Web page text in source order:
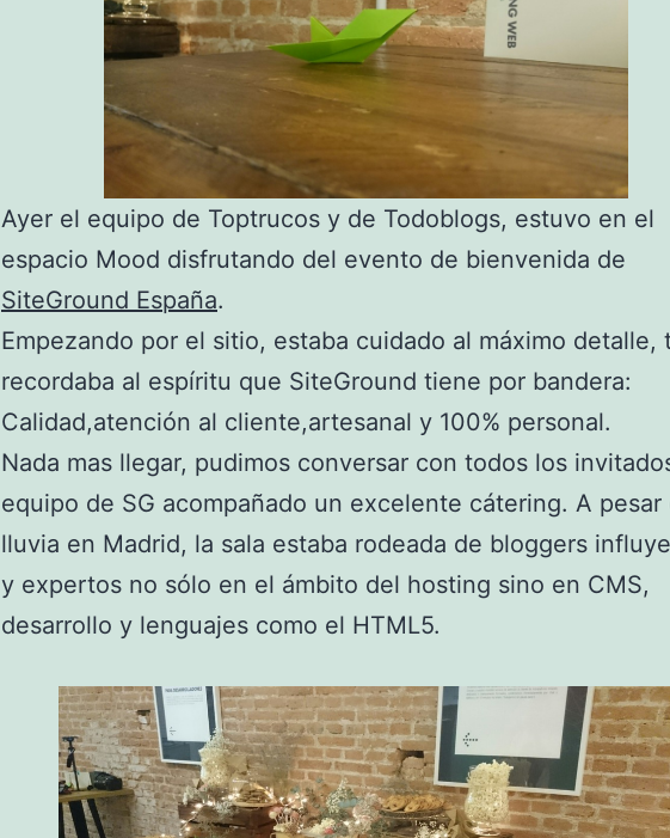
Ayer el equipo de Toptrucos y de Todoblogs, estuvo en el
espacio Mood disfrutando del evento de bienvenida de
SiteGround España.
Empezando por el sitio, estaba cuidado al máximo detalle,
recordaba al espíritu que SiteGround tiene por bandera:
Calidad,atención al cliente,artesanal y 100% personal.
Nada mas llegar, pudimos conversar con todos los
equipo de SG acompañado un excelente cátering. A pesar
lluvia en Madrid, la sala estaba rodeada de bloggers
y expertos no sólo en el ámbito del hosting sino en CMS,
desarrollo y lenguajes como el HTML5.